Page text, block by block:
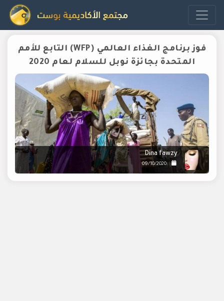
فوز برنامج الغذاء العالمي (WFP) التابع للأمم
المتحدة بجائزة نوبل للسلام لعام 2020
Dina fawzy
09/10/2020